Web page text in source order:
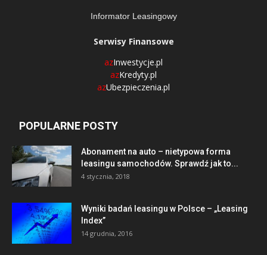
Informator Leasingowy
Serwisy Finansowe
azInwestycje.pl
azKredyty.pl
azUbezpieczenia.pl
POPULARNE POSTY
Abonament na auto – nietypowa forma
leasingu samochodów. Sprawdź jak to...
4 stycznia, 2018
Wyniki badań leasingu w Polsce – „Leasing
Index”
14 grudnia, 2016